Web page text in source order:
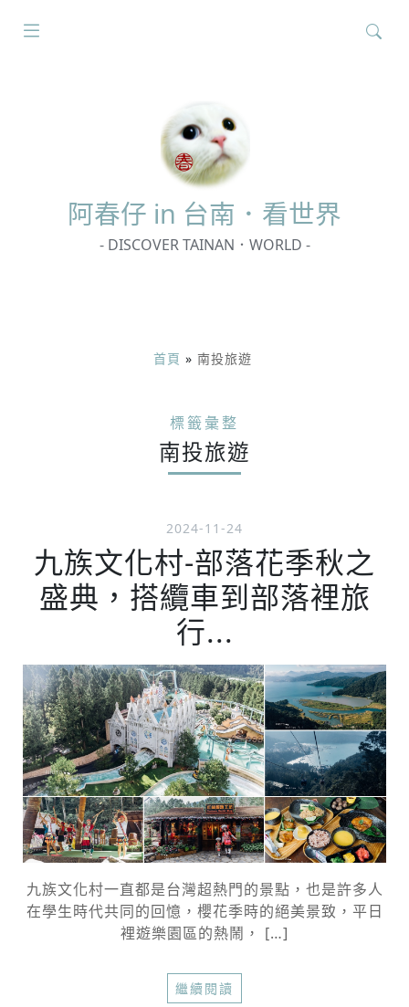
阿春仔 in 台南．看世界
- DISCOVER TAINAN．WORLD -
首頁 » 南投旅遊
標籤彙整
南投旅遊
2024-11-24
九族文化村-部落花季秋之
盛典，搭纜車到部落裡旅
行...
九族文化村一直都是台灣超熱門的景點，也是許多人
在學生時代共同的回憶，櫻花季時的絕美景致，平日
裡遊樂園區的熱鬧， […]
繼續閱讀